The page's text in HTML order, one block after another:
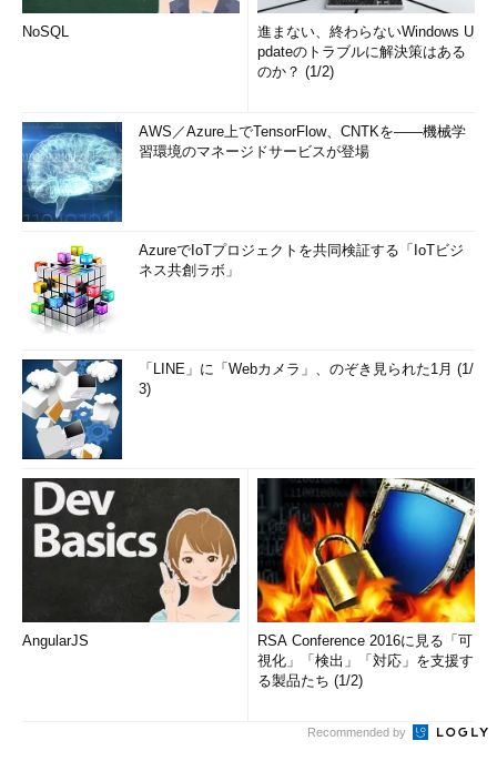
NoSQL
進まない、終わらないWindows U
pdateのトラブルに解決策はある
のか？ (1/2)
AWS／Azure上でTensorFlow、CNTKを――機械学
習環境のマネージドサービスが登場
AzureでIoTプロジェクトを共同検証する「IoTビジ
ネス共創ラボ」
「LINE」に「Webカメラ」、のぞき見られた1月 (1/
3)
AngularJS
RSA Conference 2016に見る「可
視化」「検出」「対応」を支援す
る製品たち (1/2)
Recommended by